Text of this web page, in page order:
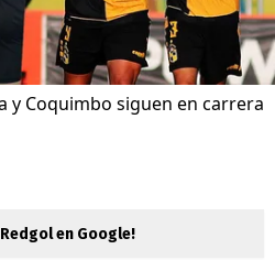
y Coquimbo siguen en carrera
en Google!